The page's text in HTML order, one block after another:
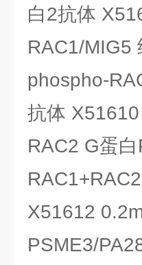
白2抗体
RAC1/MIG5
phospho-
抗体
RAC2 G蛋
X51612
PSME3/